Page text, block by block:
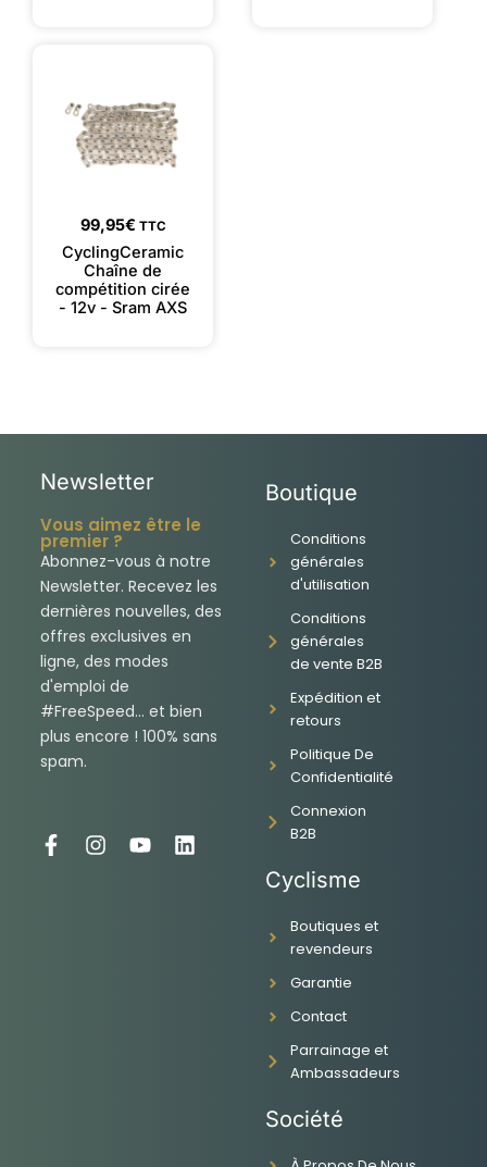
99,95€ TTC
CyclingCeramic
Chaîne de
compétition cirée
- 12v - Sram AXS
Newsletter
Vous aimez être le
premier ?
Abonnez-vous à notre
Newsletter. Recevez les
dernières nouvelles, des
offres exclusives en
ligne, des modes
d'emploi de
#FreeSpeed... et bien
plus encore ! 100% sans
spam.
F
I
Y
L
Boutique
Conditions
générales
d'utilisation
Conditions
générales
de vente B2B
Expédition et
retours
Politique De
Confidentialité
Connexion
B2B
Cyclisme
Boutiques et
revendeurs
Garantie
Contact
Parrainage et
Ambassadeurs
Société